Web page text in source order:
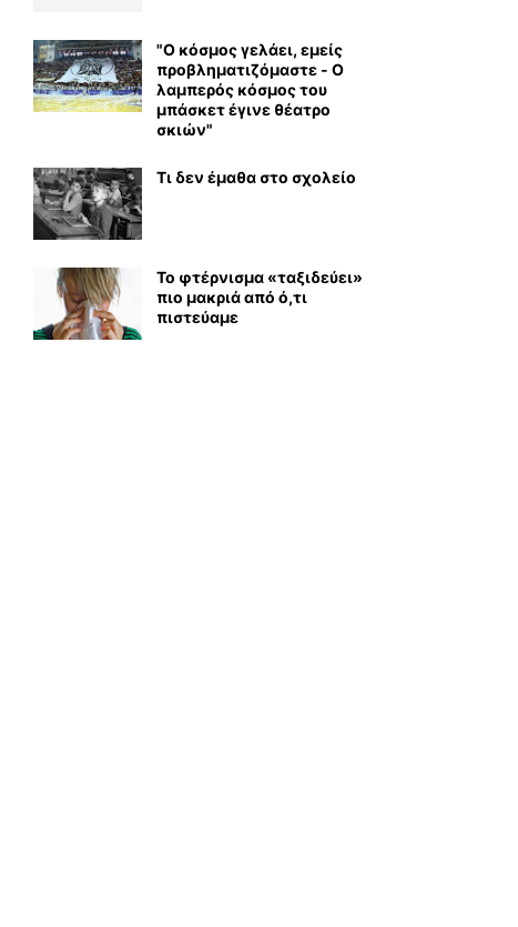
"Ο κόσμος γελάει, εμείς
προβληματιζόμαστε - Ο
λαμπερός κόσμος του
μπάσκετ έγινε θέατρο
σκιών"
Τι δεν έμαθα στο σχολείο
Το φτέρνισμα «ταξιδεύει»
πιο μακριά από ό,τι
πιστεύαμε